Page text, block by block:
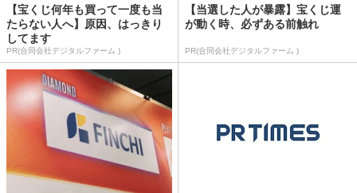
【宝くじ何年も買って一度も当
たらない人へ】原因、はっきり
してます
PR(合同会社デジタルファーム )
【当選した人が暴露】宝くじ運
が動く時、必ずある前触れ
PR(合同会社デジタルファーム )